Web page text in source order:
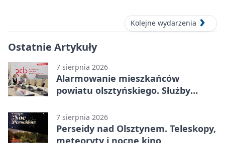
Kolejne wydarzenia
Ostatnie Artykuły
7 sierpnia 2026
Alarmowanie mieszkańców
powiatu olsztyńskiego. Służby
7 sierpnia 2026
Perseidy nad Olsztynem. Teleskopy,
meteoryty i nocne kino